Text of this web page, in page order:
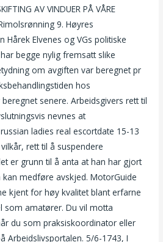
AV VINDUER PÅ VÅRE
9. Høyres
Hårek Elvenes og VGs politiske
begge nylig fremsatt slike
om avgiften var beregnet pr
hos
senere. Arbeidsgivers rett til
nevnes at
ladies real escortdate 15-13
rett til å suspendere
er grunn til å anta at han har gjort
medføre avskjed. MotorGuide
kjent for høy kvalitet blant erfarne
som amatører. Du vil motta
du som praksiskoordinator eller
Arbeidslivsportalen. 5/6-1743, I